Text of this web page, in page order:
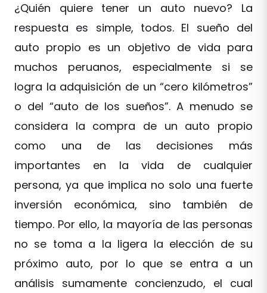
¿Quién quiere tener un auto nuevo? La
respuesta es simple, todos. El sueño del
auto propio es un objetivo de vida para
muchos peruanos, especialmente si se
logra la adquisición de un “cero kilómetros”
o del “auto de los sueños”. A menudo se
considera la compra de un auto propio
como una de las decisiones más
importantes en la vida de cualquier
persona, ya que implica no solo una fuerte
inversión económica, sino también de
tiempo. Por ello, la mayoría de las personas
no se toma a la ligera la elección de su
próximo auto, por lo que se entra a un
análisis sumamente concienzudo, el cual